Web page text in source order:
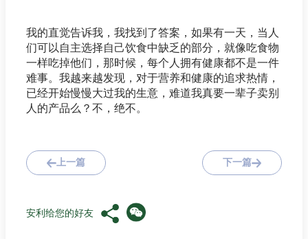
我的直觉告诉我，我找到了答案，如果有一天，当人
们可以自主选择自己饮食中缺乏的部分，就像吃食物
一样吃掉他们，那时候，每个人拥有健康都不是一件
难事。我越来越发现，对于营养和健康的追求热情，
已经开始慢慢大过我的生意，难道我真要一辈子卖别
人的产品么？不，绝不。
上一篇 下一篇
安利给您的好友